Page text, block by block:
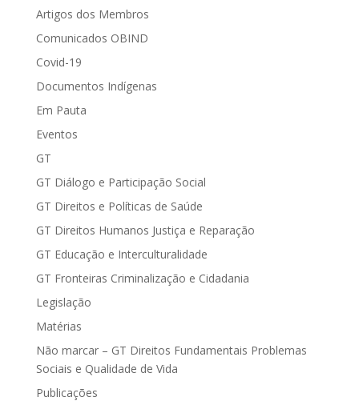
Artigos dos Membros
Comunicados OBIND
Covid-19
Documentos Indígenas
Em Pauta
Eventos
GT
GT Diálogo e Participação Social
GT Direitos e Políticas de Saúde
GT Direitos Humanos Justiça e Reparação
GT Educação e Interculturalidade
GT Fronteiras Criminalização e Cidadania
Legislação
Matérias
Não marcar – GT Direitos Fundamentais Problemas
Sociais e Qualidade de Vida
Publicações